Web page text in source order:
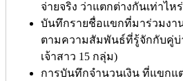
จ่ายจริง ว่าแตกต่างกันเท่าไ
บันทึกรายชื่อแขกที่มาร่วมงา
ตามความสัมพันธ์ที่รู้จักกับคู่บ่
เจ้าสาว 15 กลุ่ม)
การบันทึกจำนวนเงิน ที่แขกแ